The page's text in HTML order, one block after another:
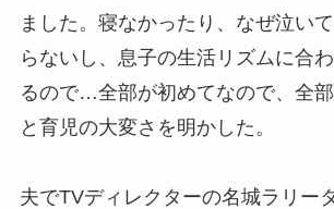
ました。寝なかったり、なぜ泣い
らないし、息子の生活リズムに合
るので…全部が初めてなので、全部
と育児の大変さを明かした。
夫でTVディレクターの名城ラリー